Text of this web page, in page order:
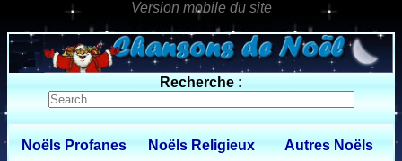
0 $limitbot 1 $limittot 2
Recherche :
Noëls Profanes Noëls Religieux Autres Noëls